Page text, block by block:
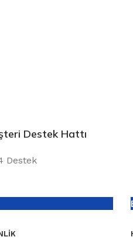
Destek Hattı
Destek